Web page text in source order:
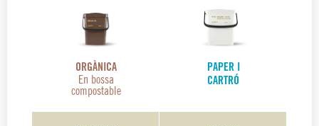
ORGÀNICA
En bossa
compostable
PAPER I
CARTRÓ